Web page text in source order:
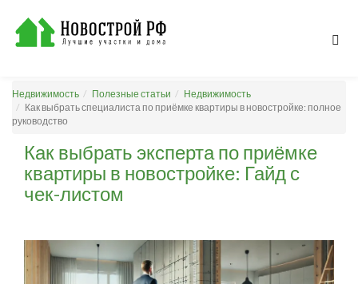
Недвижимость Полезные статьи
Недвижимость
Как выбрать специалиста по приёмке квартиры в новостройке: полное
руководство
Как выбрать эксперта по приёмке
квартиры в новостройке: Гайд с
чек-листом